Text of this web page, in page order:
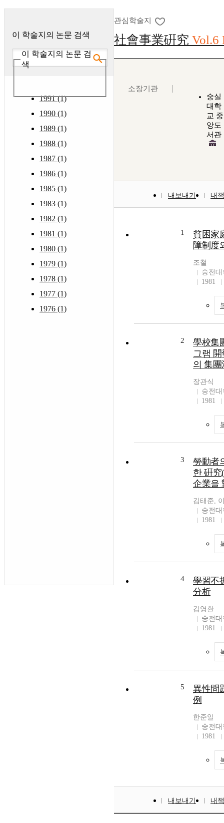
이 학술지의 논문 검색
이 학술지의 논문 검
색
1991 (1)
1990 (1)
1989 (1)
1988 (1)
1987 (1)
1986 (1)
1985 (1)
1983 (1)
1982 (1)
1981 (1)
1980 (1)
1979 (1)
1978 (1)
1977 (1)
1976 (1)
관심학술지
社會事業硏究 Vol.6
소장기관
숭실
대학
교 중
앙도
서관
내보내기 내
1
貧困家
障制度
조철
숭전
1981
2
學校集
그램
의 集
장관식
숭전
1981
3
勞動者
한 硏
企業을
김태준,
숭전
1981
4
學習不
分析
김영환
숭전
1981
5
異性問
例
한준일
숭전
1981
내보내기 내